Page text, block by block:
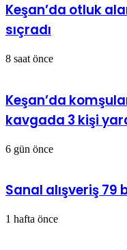
Keşan’da otluk
sıçradı
8 saat önce
Keşan’da
kavgada 3 kişi
6 gün önce
Sanal alışveriş 79
1 hafta önce